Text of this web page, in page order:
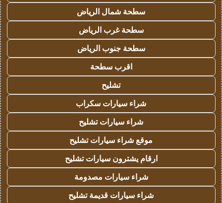
سطحة شمال الرياض
سطحة غرب الرياض
سطحة جنوب الرياض
اقرب سطحة
تشليح
شراء سيارات سكراب
شراء سيارات تشليح
موقع شراء سيارات تشليح
ارقام يشترون سيارات تشليح
شراء سيارات مصدومة
شراء سيارات قديمة تشليح